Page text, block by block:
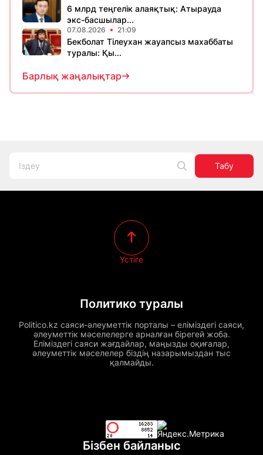
6 млрд теңгелік алаяқтық: Атырауда
экс-басшылар...
07.08.2026 21:09
Бекболат Тілеухан жауапсыз махаббаты
туралы: Қы...
Барлық жаңалықтар
Табу
Политико туралы
Politico.kz саяси-әлеуметтік порталы – еліміздегі саяси,
әлеуметтік мәселелерге арналған бірегей жоба.
Еліміздегі саяси жағдайлар, маңызды оқиғалар,
әлеуметтік мәселелер біздің назарымыздан тыс
қалмайды.
Үстіге
Бізбен байланыс